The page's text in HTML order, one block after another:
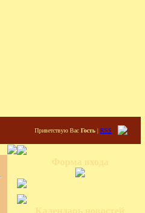
Приветствую Вас Гость | RSS